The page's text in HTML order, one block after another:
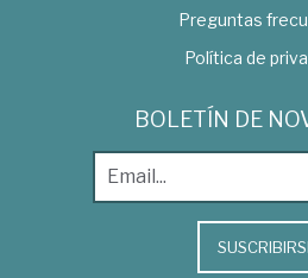
Preguntas
Política de
BOLETÍN DE